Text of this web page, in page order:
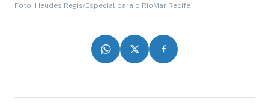
Foto: Heudes Regis/Especial para o RioMar Recife